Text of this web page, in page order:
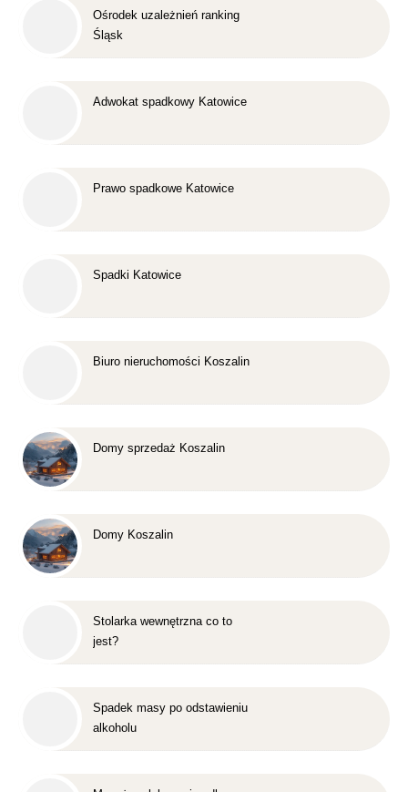
Ośrodek uzależnień ranking
Śląsk
Adwokat spadkowy Katowice
Prawo spadkowe Katowice
Spadki Katowice
Biuro nieruchomości Koszalin
Domy sprzedaż Koszalin
Domy Koszalin
Stolarka wewnętrzna co to
jest?
Spadek masy po odstawieniu
alkoholu